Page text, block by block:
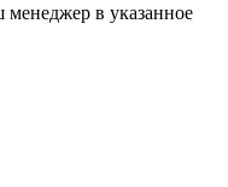
менеджер в указанное